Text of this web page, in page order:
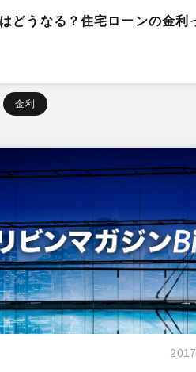
どうなる？住宅ローンの金利
金利